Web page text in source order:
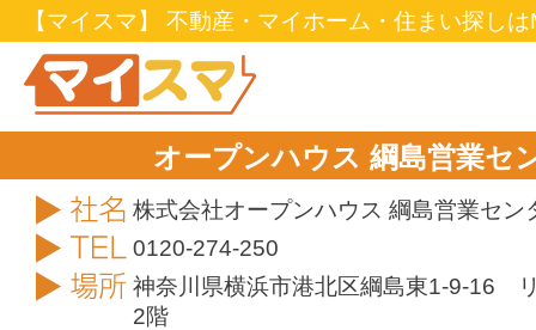
【マイスマ】 不動産・マイホーム・住まい探し
オープンハウス 綱島営業セ
社名
株式会社オープンハウス 綱島営業セン
TEL
0120-274-250
住所
神奈川県横浜市港北区綱島東1-9-16
2階